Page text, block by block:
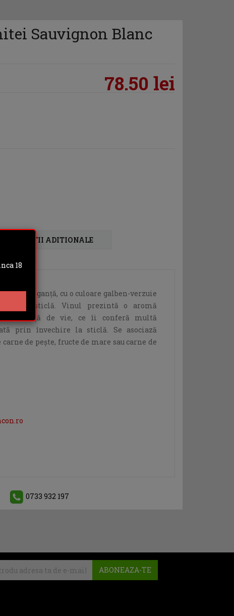
Sauvignon Blanc
78.50 lei
INFORMATII ADITIONALE
și eleganță, cu o culoare galben-verzuie
la sticlă. Vinul prezintă o aromă
flori de viță de vie, ce îi conferă multă
prin învechire la sticlă. Se asociază
de pește, fructe de mare sau carne de
0733 932 197
ABONEAZA-TE
18